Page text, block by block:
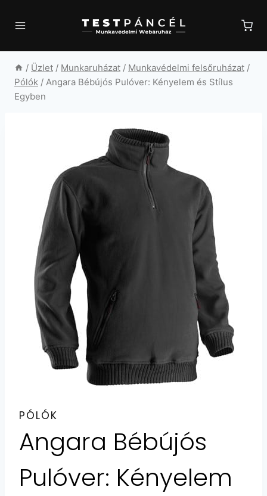
/ Üzlet / Munkaruházat / Munkavédelmi felsőruházat /
Pólók / Angara Bébújós Pulóver: Kényelem és Stílus
Egyben
PÓLÓK
Angara Bébújós
Pulóver: Kényelem